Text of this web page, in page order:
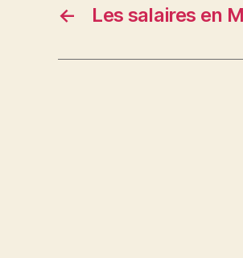
← Les salaires en